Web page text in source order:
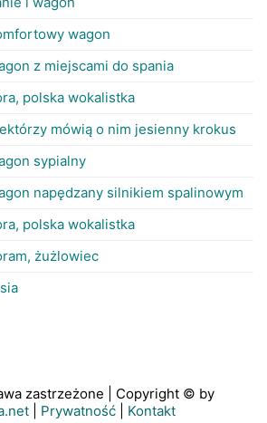
wagon
z miejscami do spania
polska wokalistka
mówią o nim jesienny krokus
sypialny
napędzany silnikiem spalinowym
polska wokalistka
żużlowiec
zastrzeżone | Copyright © by
Prywatność Kontakt